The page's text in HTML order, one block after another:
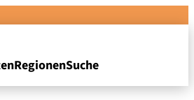
RegionenSuche